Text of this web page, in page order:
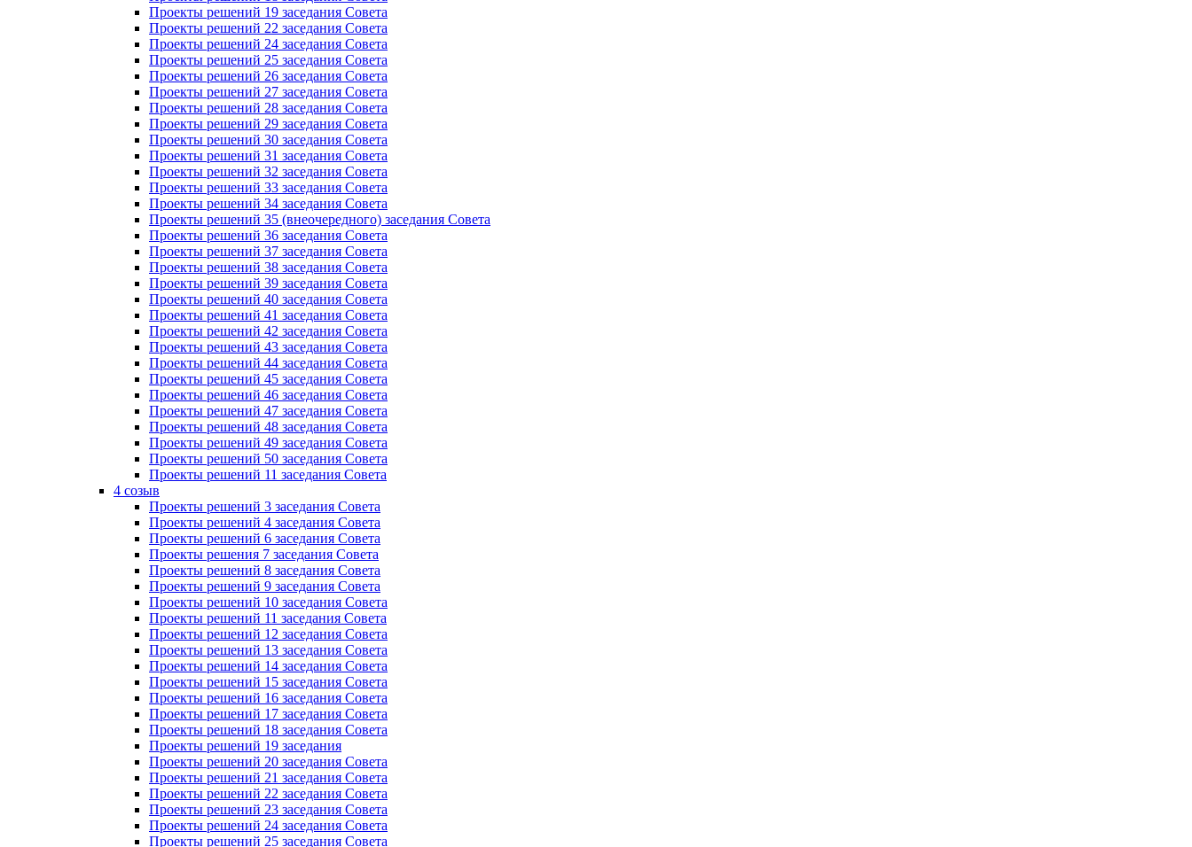
Проекты решений 19 заседания Совета
Проекты решений 22 заседания Совета
Проекты решений 24 заседания Совета
Проекты решений 25 заседания Совета
Проекты решений 26 заседания Совета
Проекты решений 27 заседания Совета
Проекты решений 28 заседания Совета
Проекты решений 29 заседания Совета
Проекты решений 30 заседания Совета
Проекты решений 31 заседания Совета
Проекты решений 32 заседания Совета
Проекты решений 33 заседания Совета
Проекты решений 34 заседания Совета
Проекты решений 35 (внеочередного) заседания Совета
Проекты решений 36 заседания Совета
Проекты решений 37 заседания Совета
Проекты решений 38 заседания Совета
Проекты решений 39 заседания Совета
Проекты решений 40 заседания Совета
Проекты решений 41 заседания Совета
Проекты решений 42 заседания Совета
Проекты решений 43 заседания Совета
Проекты решений 44 заседания Совета
Проекты решений 45 заседания Совета
Проекты решений 46 заседания Совета
Проекты решений 47 заседания Совета
Проекты решений 48 заседания Совета
Проекты решений 49 заседания Совета
Проекты решений 50 заседания Совета
Проекты решений 11 заседания Совета
4 созыв
Проекты решений 3 заседания Совета
Проекты решений 4 заседания Совета
Проекты решений 6 заседания Совета
Проекты решения 7 заседания Совета
Проекты решений 8 заседания Совета
Проекты решений 9 заседания Совета
Проекты решений 10 заседания Совета
Проекты решений 11 заседания Совета
Проекты решений 12 заседания Совета
Проекты решений 13 заседания Совета
Проекты решений 14 заседания Совета
Проекты решений 15 заседания Совета
Проекты решений 16 заседания Совета
Проекты решений 17 заседания Совета
Проекты решений 18 заседания Совета
Проекты решений 19 заседания
Проекты решений 20 заседания Совета
Проекты решений 21 заседания Совета
Проекты решений 22 заседания Совета
Проекты решений 23 заседания Совета
Проекты решений 24 заседания Совета
Проекты решений 25 заседания Совета